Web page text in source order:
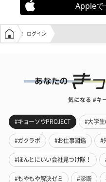
Appleで
学生の窓口トップ
ログイン
気になる #キ
#キョーソウPROJECT #大学生
#ガクラボ #お仕事図鑑 #
#ほんとにいい会社見つけ隊！
#もやもや解決ゼミ #診断